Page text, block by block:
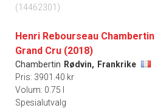
(14462301)
Henri Rebourseau Chambertin
Grand Cru (2018)
Chambertin Rødvin, Frankrike
Pris: 3901.40 kr
Volum: 0.75 l
Spesialutvalg